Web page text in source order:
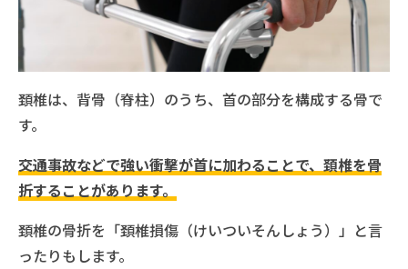
頚椎は、背骨（脊柱）のうち、首の部分を構成する骨で
す。
交通事故などで強い衝撃が首に加わることで、頚椎を骨
折することがあります。
頚椎の骨折を「頚椎損傷（けいついそんしょう）」と言
ったりもします。